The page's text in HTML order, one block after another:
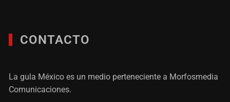
CONTACTO
La gula México es un medio perteneciente a Morfosmedia
Comunicaciones.